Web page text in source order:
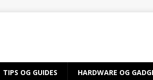
TIPS OG GUIDES HARDWARE OG